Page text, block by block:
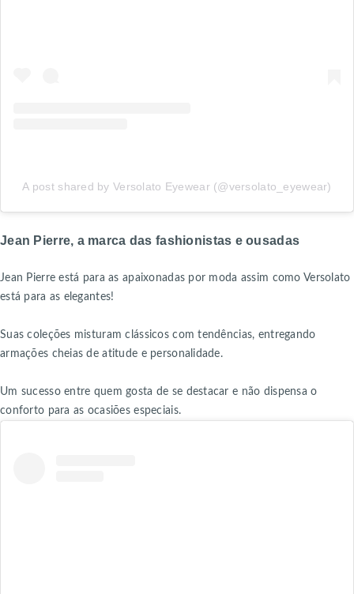
A post shared by Versolato Eyewear (@versolato_eyewear)
Jean Pierre, a marca das fashionistas e ousadas
Jean Pierre está para as apaixonadas por moda assim como Versolato
está para as elegantes!
Suas coleções misturam clássicos com tendências, entregando
armações cheias de atitude e personalidade.
Um sucesso entre quem gosta de se destacar e não dispensa o
conforto para as ocasiões especiais.